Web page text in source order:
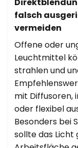
falsch
vermeiden
Offene oder
Leuchtmittel
strahlen und
mit Diffusoren,
oder flexibel
Besonders bei
sollte das Licht